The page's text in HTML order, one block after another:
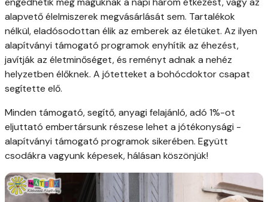
alapvető élelmiszerek megvásárlását sem. Tartalékok
nélkül, eladósodottan élik az emberek az életüket. Az ilyen
alapítványi támogató programok enyhítik az éhezést,
javítják az életminőséget, és reményt adnak a nehéz
helyzetben élőknek. A jótetteket a bohócdoktor csapat
segítette elő.
Minden támogató, segítő, anyagi felajánló, adó 1%-ot
eljuttató embertársunk részese lehet a jótékonysági -
alapítványi támogató programok sikerében. Együtt
csodákra vagyunk képesek, hálásan köszönjük!